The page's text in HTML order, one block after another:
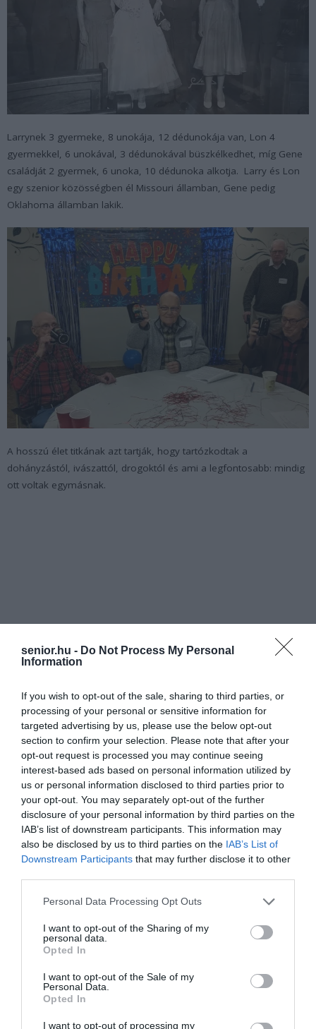
senior.hu - Do Not Process My Personal
Information
If you wish to opt-out of the sale, sharing to third parties, or
processing of your personal or sensitive information for
targeted advertising by us, please use the below opt-out
section to confirm your selection. Please note that after your
opt-out request is processed you may continue seeing
interest-based ads based on personal information utilized by
us or personal information disclosed to third parties prior to
your opt-out. You may separately opt-out of the further
disclosure of your personal information by third parties on the
IAB’s list of downstream participants. This information may
also be disclosed by us to third parties on the IAB’s List of
Downstream Participants that may further disclose it to other
Please note that this website/app uses one or more Google
not limited to your visit or usage behaviour. You may click to
grant or deny consent to Google and its third-party tags to
use your data for below specified purposes in below Google
consent section.
Personal Data Processing Opt Outs
I want to opt-out of the Sharing of my
personal data.
Opted In
I want to opt-out of the Sale of my
Personal Data.
Opted In
I want to opt-out of processing my
Larrynek 3 gyermeke, 8 unokája, 12 dédunokája van, Lon 4
gyermekkel, 6 unokával, 3 dédunokával büszkélkedhet, míg Gene
családját 2 gyermek, 6 unoka, 10 dédunoka alkotja. Larry és Lon
egy szenior közösségben él Missouri államban, Gene pedig
Oklahoma államban lakik.
A hosszú élet titkának azt tartják, hogy tartózkodtak a
dohányzástól, ivászattól, drogoktól és ami a legfontosabb: mindig
ott voltak egymásnak.